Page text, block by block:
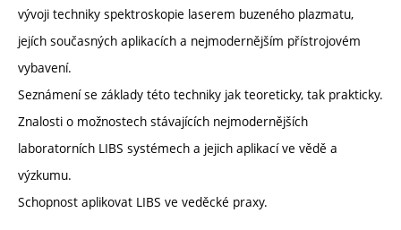
vývoji techniky spektroskopie laserem buzeného plazmatu,
jejích současných aplikacích a nejmodernějším přístrojovém
vybavení.
Seznámení se základy této techniky jak teoreticky, tak prakticky.
Znalosti o možnostech stávajících nejmodernějších
laboratorních LIBS systémech a jejich aplikací ve vědě a
výzkumu.
Schopnost aplikovat LIBS ve veděcké praxy.